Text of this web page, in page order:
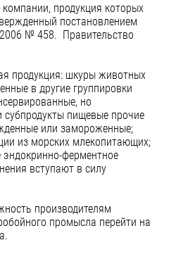
продукция которых
постановлением
№ 458. Правительство
продукция: шкуры животных
в другие группировки
но
пищевые прочие
или замороженные;
из морских млекопитающих;
эндокринно-ферментное
вступают в силу
производителям
промысла перейти на